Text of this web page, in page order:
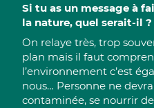
Si tu as un message à
la nature, quel serait-il ?
On relaye très, trop
plan mais il faut
l’environnement c’est
nous… Personne ne
contaminée, se nourrir